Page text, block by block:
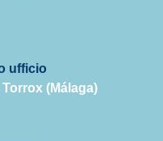
ufficio
(Málaga)